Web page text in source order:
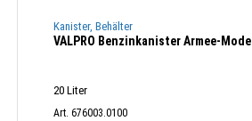
Kanister, Behälter
VALPRO Benzinkanister Armee-Modell
20 Liter
Art. 676003.0100